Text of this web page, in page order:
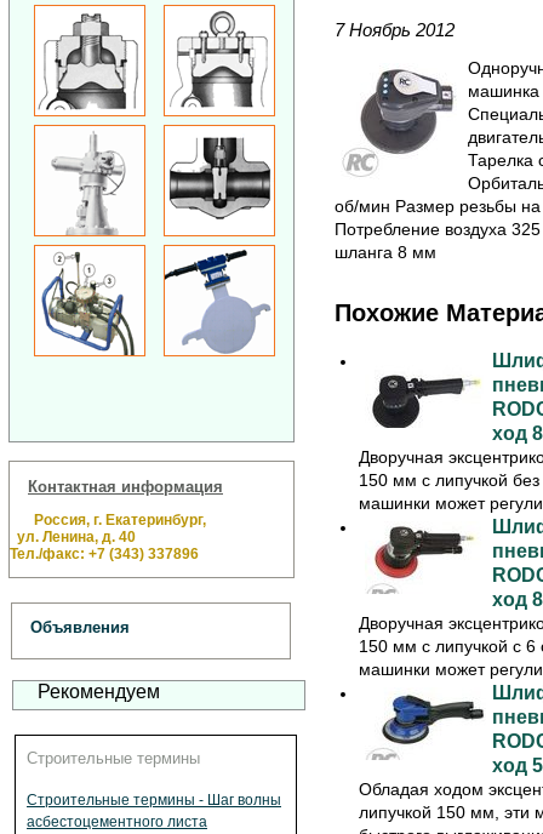
Контактная информация
Россия, г. Екатеринбург,
ул. Ленина, д. 40
Тел./факс: +7 (343) 337896
Объявления
Рекомендуем
Строительные термины
Строительные термины - Шаг волны
асбестоцементного листа
7 Ноябрь 2012
машинка
Тарелка
об/мин Размер резьбы
Потребление воздуха
шланга 8 мм
Похожие
ход
Дворучная
150 мм с липучкой
машинки может
ход
Дворучная
150 мм с липучкой с
машинки может
ход
Обладая ходом
липучкой 150 мм, эти